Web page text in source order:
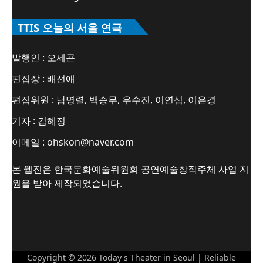
TTIS 오늘의 서울 연극
발행인 : 오세곤
편집장 : 배선애
편집위원 : 남명렬, 백승무, 우수진, 이연심, 이은경
기자 : 김혜정
이메일 : ohskon@naver.com
본 웹진은 한국문화예술위원회 공연예술창작주체 사업 지
원을 받아 제작되었습니다.
Copyright © 2026 Today's Theater in Seoul | Reliable